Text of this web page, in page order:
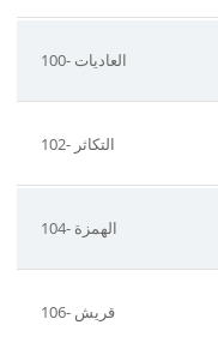
100- العاديات
102- التكاثر
104- الهمزة
106- قريش